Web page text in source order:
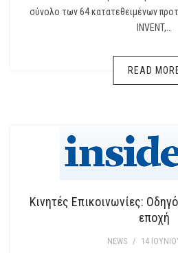
σύνολο των 64 κατατεθειμένων
INVENT,…
READ
Κινητές Επικοινωνίες:
εποχή
NEWS / 14